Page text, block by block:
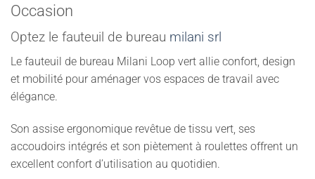
Occasion
Optez le fauteuil de bureau milani srl
Le fauteuil de bureau Milani Loop vert allie confort, design
et mobilité pour aménager vos espaces de travail avec
élégance.
Son assise ergonomique revêtue de tissu vert, ses
accoudoirs intégrés et son piètement à roulettes offrent un
excellent confort d’utilisation au quotidien.